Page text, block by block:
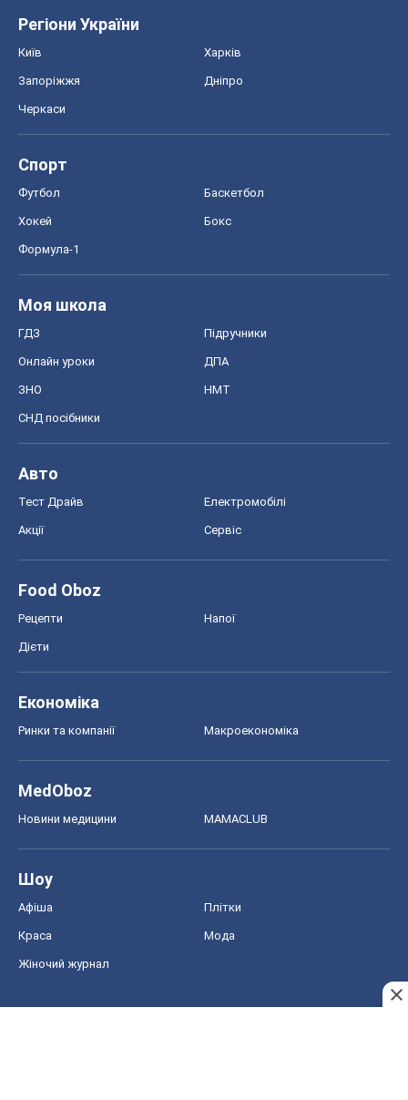
Регіони України
Київ Харків
Запоріжжя Дніпро
Черкаси
Спорт
Футбол Баскетбол
Хокей Бокс
Формула-1
Моя школа
ГДЗ Підручники
Онлайн уроки ДПА
ЗНО НМТ
СНД посібники
Авто
Тест Драйв Електромобілі
Акції Сервіс
Food Oboz
Рецепти Напої
Дієти
Економіка
Ринки та компанії Макроекономіка
MedOboz
Новини медицини MAMACLUB
Шоу
Афіша Плітки
Краса Мода
Жіночий журнал